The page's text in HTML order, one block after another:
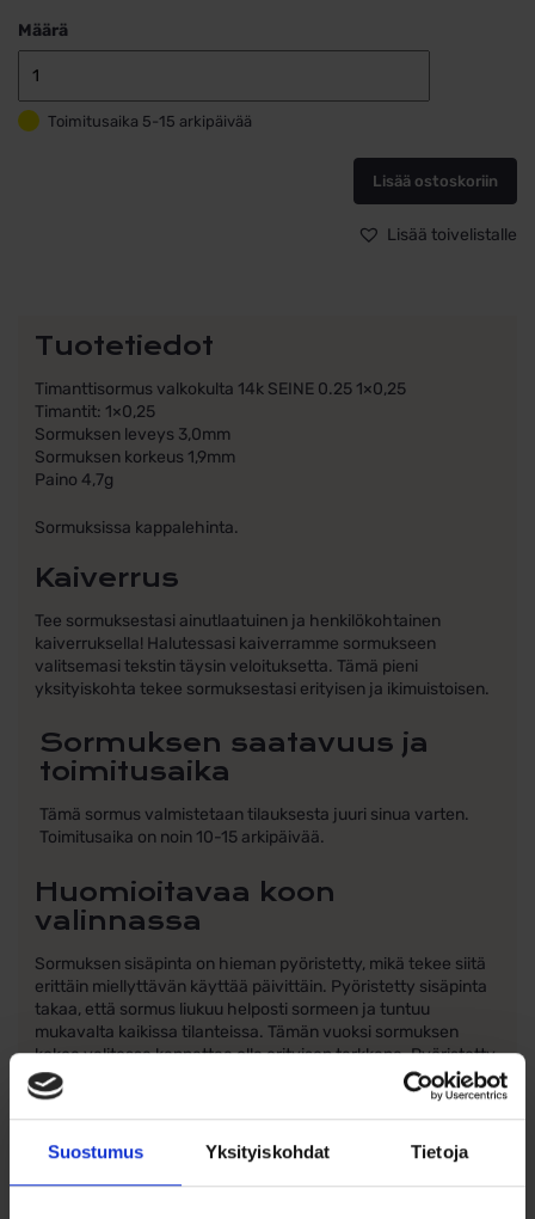
Suostumus Yksityiskohdat Tietoja
Määrä
SEINE
0.25
1x0,25
Toimitusaika 5-15 arkipäivää
Lisää ostoskoriin
Lisää toivelistalle
Tuotetiedot
Timanttisormus valkokulta 14k SEINE 0.25 1×0,25
Timantit: 1×0,25
Sormuksen leveys 3,0mm
Sormuksen korkeus 1,9mm
Paino 4,7g
Sormuksissa kappalehinta.
Kaiverrus
Tee sormuksestasi ainutlaatuinen ja henkilökohtainen
kaiverruksella! Halutessasi kaiverramme sormukseen
valitsemasi tekstin täysin veloituksetta. Tämä pieni
yksityiskohta tekee sormuksestasi erityisen ja ikimuistoisen.
Sormuksen saatavuus ja
toimitusaika
Tämä sormus valmistetaan tilauksesta juuri sinua varten.
Toimitusaika on noin 10-15 arkipäivää.
Huomioitavaa koon
valinnassa
Sormuksen sisäpinta on hieman pyöristetty, mikä tekee siitä
erittäin miellyttävän käyttää päivittäin. Pyöristetty sisäpinta
takaa, että sormus liukuu helposti sormeen ja tuntuu
mukavalta kaikissa tilanteissa. Tämän vuoksi sormuksen
kokoa valitessa kannattaa olla erityisen tarkkana. Pyöristetty
sormus saattaa tuntua sormessa hieman suuremmalta kuin
tasapintainen sormus, joten huolellinen koon valinta on
tärkeää täydellisen istuvuuden varmistamiseksi.
lämpötilasta ja vuorokauden ajasta. Sormesi saattavat olla